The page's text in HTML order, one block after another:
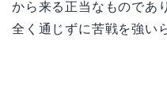
から来る正当なものであ
全く通じずに苦戦を強い